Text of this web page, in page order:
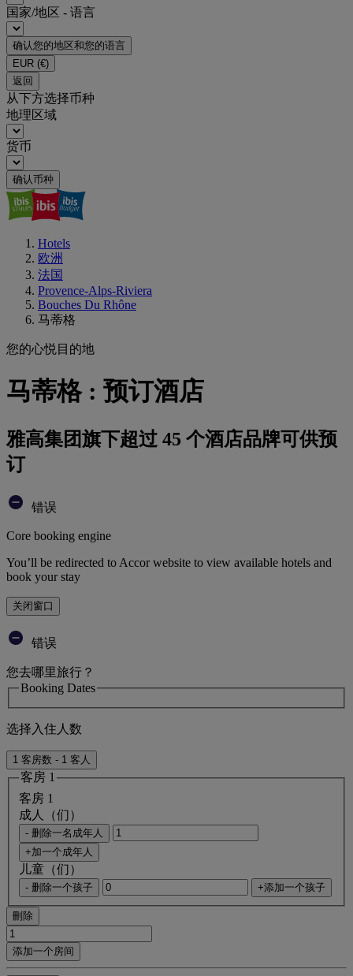
国家/地区 - 语言
确认您的地区和您的语言
EUR (€)
返回
从下方选择币种
地理区域
货币
确认币种
Hotels
欧洲
法国
Provence-Alps-Riviera
Bouches Du Rhône
马蒂格
您的心悦目的地
马蒂格 : 预订酒店
雅高集团旗下超过 45 个酒店品牌可供预
订
错误
Core booking engine
You’ll be redirected to Accor website to view available hotels and
book your stay
关闭窗口
错误
您去哪里旅行？
Booking Dates
选择入住人数
1 客房数 - 1 客人
客房 1
客房 1
成人（们）
- 删除一名成年人
+加一个成年人
儿童（们）
- 删除一个孩子 +添加一个孩子
刪除
添加一个房间